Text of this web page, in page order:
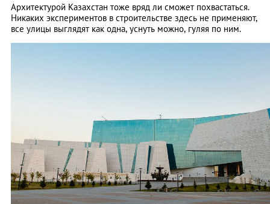
Архитектурой Казахстан тоже вряд ли сможет похвастаться.
Никаких экспериментов в строительстве здесь не применяют,
все улицы выглядят как одна, уснуть можно, гуляя по ним.